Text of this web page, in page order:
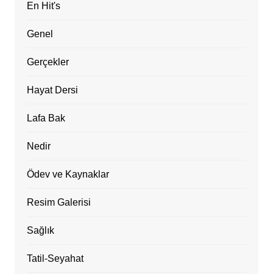
En Hit's
Genel
Gerçekler
Hayat Dersi
Lafa Bak
Nedir
Ödev ve Kaynaklar
Resim Galerisi
Sağlık
Tatil-Seyahat